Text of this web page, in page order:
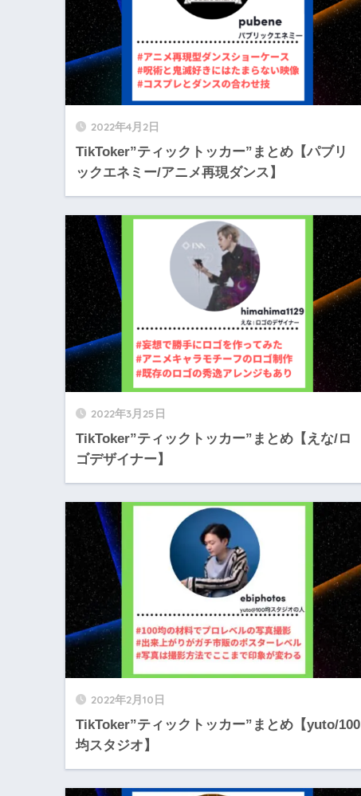
2022年4月2日
TikToker”ティックトッカー”まとめ【パブリ
ックエネミー/アニメ再現ダンス】
2022年3月25日
TikToker”ティックトッカー”まとめ【えな/ロ
ゴデザイナー】
2022年2月10日
TikToker”ティックトッカー”まとめ【yuto/100
均スタジオ】